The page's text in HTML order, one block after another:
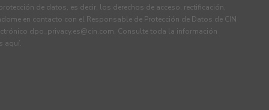
de datos, es decir, los derechos de acceso, rectificación,
en contacto con el Responsable de Protección de Datos de CIN
dpo_privacy.es@cin.com. Consulte toda la información
aquí.